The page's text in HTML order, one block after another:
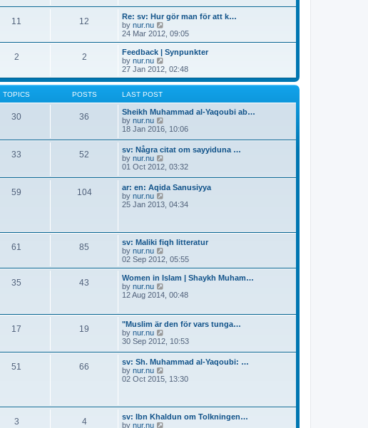
o
s
e
s
p
o
s
t
e
l
t
e
s
p
o
s
11 12
Re: sv: Hur gör man för att k…
by nur.nu
i
e
w
h
e
l
t
e
t
p
o
s
24 Mar 2012, 09:05
2 2
Feedback | Synpunkter
by nur.nu
i
e
w
h
e
a
e
s
p
o
s
27 Jan 2012, 02:48
TOPICS POSTS LAST POST
30 36
Sheikh Muhammad al-Yaqoubi ab…
by nur.nu
i
w
t
e
l
a
e
p
o
s
t
18 Jan 2016, 10:06
33 52
sv: Några citat om sayyiduna …
by nur.nu
i
w
t
e
t
e
t
p
o
t
01 Oct 2012, 03:32
59 104
ar: en: Aqida Sanusiyya
by nur.nu
i
e
l
a
t
e
t
o
s
25 Jan 2013, 04:34
61 85
sv: Maliki fiqh litteratur
by nur.nu
i
e
w
e
a
t
s
t
p
s
02 Sep 2012, 05:55
35 43
Women in Islam | Shaykh Muham…
by nur.nu
i
h
e
l
a
t
s
o
s
t
12 Aug 2014, 00:48
17 19
"Muslim är den för vars tunga…
by nur.nu
i
t
h
e
t
e
30 Sep 2012, 10:53
51 66
sv: Sh. Muhammad al-Yaqoubi: …
by nur.nu
i
h
e
02 Oct 2015, 13:30
3 4
sv: Ibn Khaldun om Tolkningen…
by nur.nu